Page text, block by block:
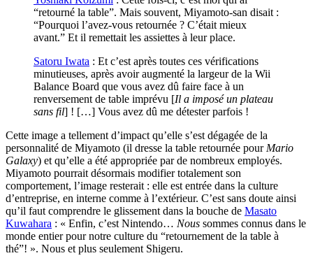
“retourné la table”. Mais souvent, Miyamoto-san disait :
“Pourquoi l’avez-vous retournée ? C’était mieux
avant.” Et il remettait les assiettes à leur place.
Satoru Iwata : Et c’est après toutes ces vérifications
minutieuses, après avoir augmenté la largeur de la Wii
Balance Board que vous avez dû faire face à un
renversement de table imprévu [Il a imposé un plateau
sans fil] ! […] Vous avez dû me détester parfois !
Cette image a tellement d’impact qu’elle s’est dégagée de la
personnalité de Miyamoto (il dresse la table retournée pourMario
Galaxy) et qu’elle a été appropriée par de nombreux employés.
Miyamoto pourrait désormais modifier totalement son
comportement, l’image resterait : elle est entrée dans la culture
d’entreprise, en interne comme à l’extérieur. C’est sans doute ainsi
qu’il faut comprendre le glissement dans la bouche de Masato
Kuwahara : « Enfin, c’est Nintendo… Nous sommes connus dans le
monde entier pour notre culture du “retournement de la table à
thé”! ». Nous et plus seulement Shigeru.